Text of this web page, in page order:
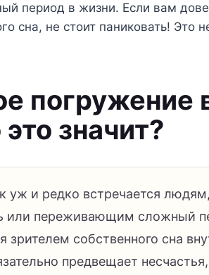
период в жизни. Если вам
сна, не стоит паниковать! Это
погружение
значит?
уж и редко встречается
или переживающим сложный
собственного сна
предвещает